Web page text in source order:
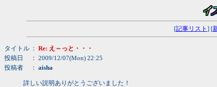
[記事リスト ] [
タイトル ： Re: え～っと・・・
投稿日
： 2009/12/07(Mon) 22:25
投稿者
： aisha
詳しい説明ありがとうございました！